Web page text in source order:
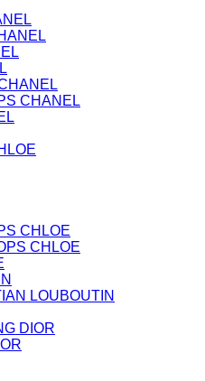
CHANEL
CHLOE
CHLOE
LOUBOUTIN
DIOR